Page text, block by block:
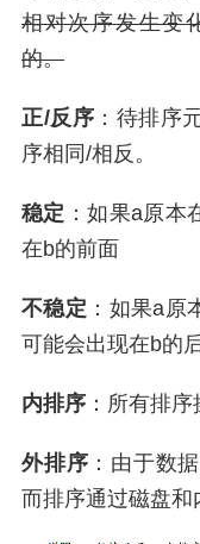
相对次序发生变
的。
正/反序 ：待排序
序相同/相反。
稳定 ：如果a原
在b的前面
不稳定 ：如果a
可能会出现在b的
内排序 ：所有排
外排序 ：由于数
而排序通过磁盘